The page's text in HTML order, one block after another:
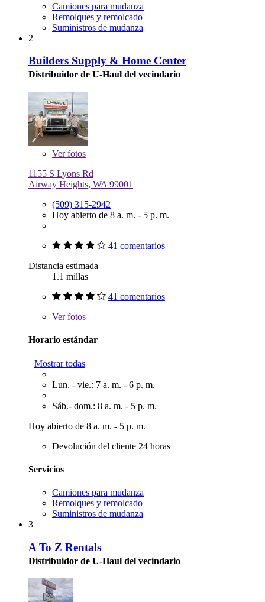
Camiones para mudanza
Remolques y remolcado
Suministros de mudanza
2
Builders Supply & Home Center
Distribuidor de U-Haul del vecindario
Verfotos
1155 S Lyons Rd
Airway Heights, WA 99001
(509) 315-2942
Hoy abierto de 8 a. m. - 5 p. m.
41 comentarios
Distancia estimada
1.1 millas
41 comentarios
Verfotos
Horario estándar
Mostrar todas
Lun. - vie.: 7 a. m. - 6 p. m.
Sáb.- dom.: 8 a. m. - 5 p. m.
Hoy abierto de 8 a. m. - 5 p. m.
Devolución del cliente 24 horas
Servicios
Camiones para mudanza
Remolques y remolcado
Suministros de mudanza
3
A To Z Rentals
Distribuidor de U-Haul del vecindario